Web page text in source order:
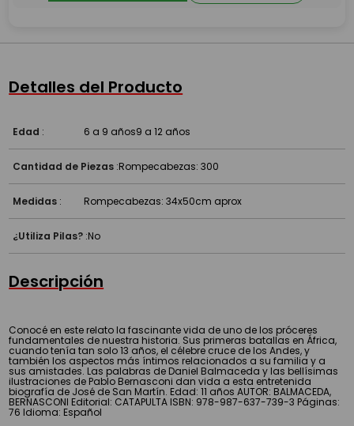
Detalles del Producto
Edad : 6 a 9 años9 a 12 años
Cantidad de Piezas :Rompecabezas: 300
Medidas : Rompecabezas: 34x50cm aprox
¿Utiliza Pilas? :No
Descripción
Conocé en este relato la fascinante vida de uno de los próceres
fundamentales de nuestra historia. Sus primeras batallas en África,
cuando tenía tan solo 13 años, el célebre cruce de los Andes, y
también los aspectos más íntimos relacionados a su familia y a
sus amistades. Las palabras de Daniel Balmaceda y las bellísimas
ilustraciones de Pablo Bernasconi dan vida a esta entretenida
biografía de José de San Martín. Edad: 11 años AUTOR: BALMACEDA,
BERNASCONI Editorial: CATAPULTA ISBN: 978-987-637-739-3 Páginas:
76 Idioma: Español